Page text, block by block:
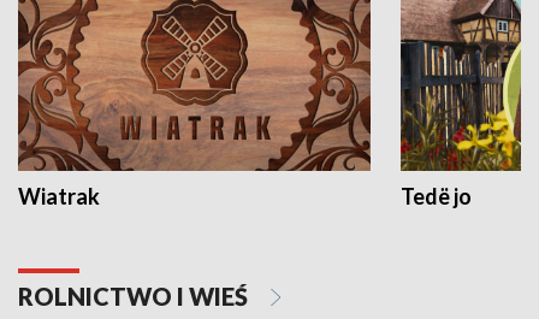
Wiatrak Tedë jo
ROLNICTWO I WIEŚ